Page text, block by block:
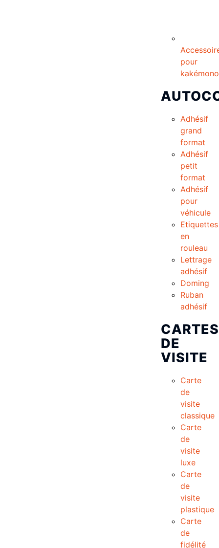
pour
kakémono
Adhésif
grand
format
Adhésif
petit
format
Adhésif
pour
véhicule
Etiquettes
en
rouleau
Lettrage
adhésif
Doming
Ruban
adhésif
CARTES
DE
VISITE
Carte
de
visite
classique
Carte
de
visite
luxe
Carte
de
visite
plastique
Carte
de
fidélité